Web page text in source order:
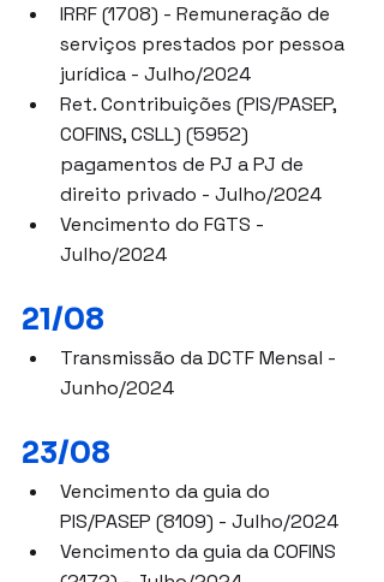
IRRF (1708) - Remuneração de
serviços prestados por pessoa
jurídica - Julho/2024
Ret. Contribuições (PIS/PASEP,
COFINS, CSLL) (5952)
pagamentos de PJ a PJ de
direito privado - Julho/2024
Vencimento do FGTS -
Julho/2024
21/08
Transmissão da DCTF Mensal -
Junho/2024
23/08
Vencimento da guia do
PIS/PASEP (8109) - Julho/2024
Vencimento da guia da COFINS